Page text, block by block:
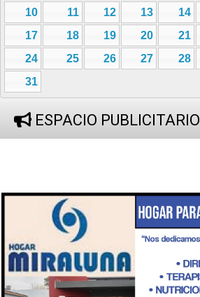
10
11 12 13 14
17
18 19 20 21
24
25 26 27 28
31
ESPACIO PUBLICITARIO